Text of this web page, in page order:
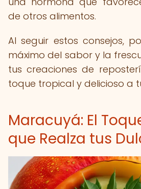
de otros alimentos.
Al seguir estos consejos,
máximo del sabor y la
tus creaciones de
toque tropical y delicioso a
Maracuyá: El
que Realza tus